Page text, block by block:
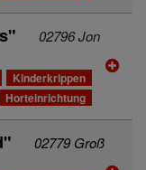
02796 Jon
Kinderkrippen
Horteinrichtung
02779 Groß